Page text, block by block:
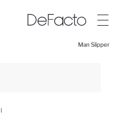
Man Slipper